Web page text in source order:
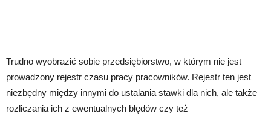
Trudno wyobrazić sobie przedsiębiorstwo, w którym nie jest
prowadzony rejestr czasu pracy pracowników. Rejestr ten jest
niezbędny między innymi do ustalania stawki dla nich, ale także
rozliczania ich z ewentualnych błędów czy też